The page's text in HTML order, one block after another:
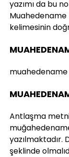
yazımı da bu
Muahedename
kelimesinin
muahedename
Antlaşma
yazılmaktadır.
şeklinde